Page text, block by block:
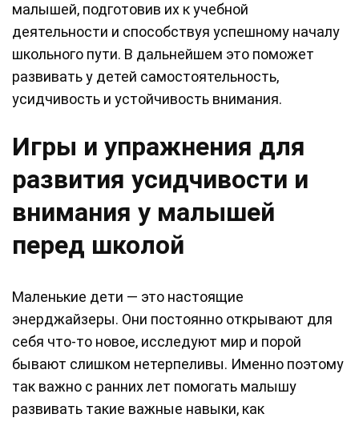
малышей, подготовив их к учебной
деятельности и способствуя успешному началу
школьного пути. В дальнейшем это поможет
развивать у детей самостоятельность,
усидчивость и устойчивость внимания.
Игры и упражнения для
развития усидчивости и
внимания у малышей
перед школой
Маленькие дети — это настоящие
энерджайзеры. Они постоянно открывают для
себя что-то новое, исследуют мир и порой
бывают слишком нетерпеливы. Именно поэтому
так важно с ранних лет помогать малышу
развивать такие важные навыки, как